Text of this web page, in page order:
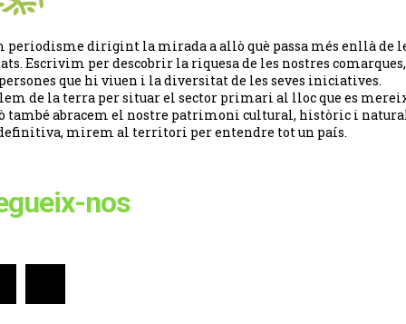
periodisme dirigint la mirada a allò què passa més enllà de
Escrivim per descobrir la riquesa de les nostres
que hi viuen i la diversitat de les seves iniciatives.
de la terra per situar el sector primari al lloc que es
també abracem el nostre patrimoni cultural, històric i
mirem al territori per entendre tot un país.
nos